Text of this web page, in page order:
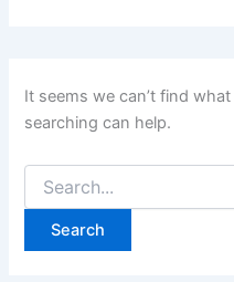
It seems we can’t find
searching can help.